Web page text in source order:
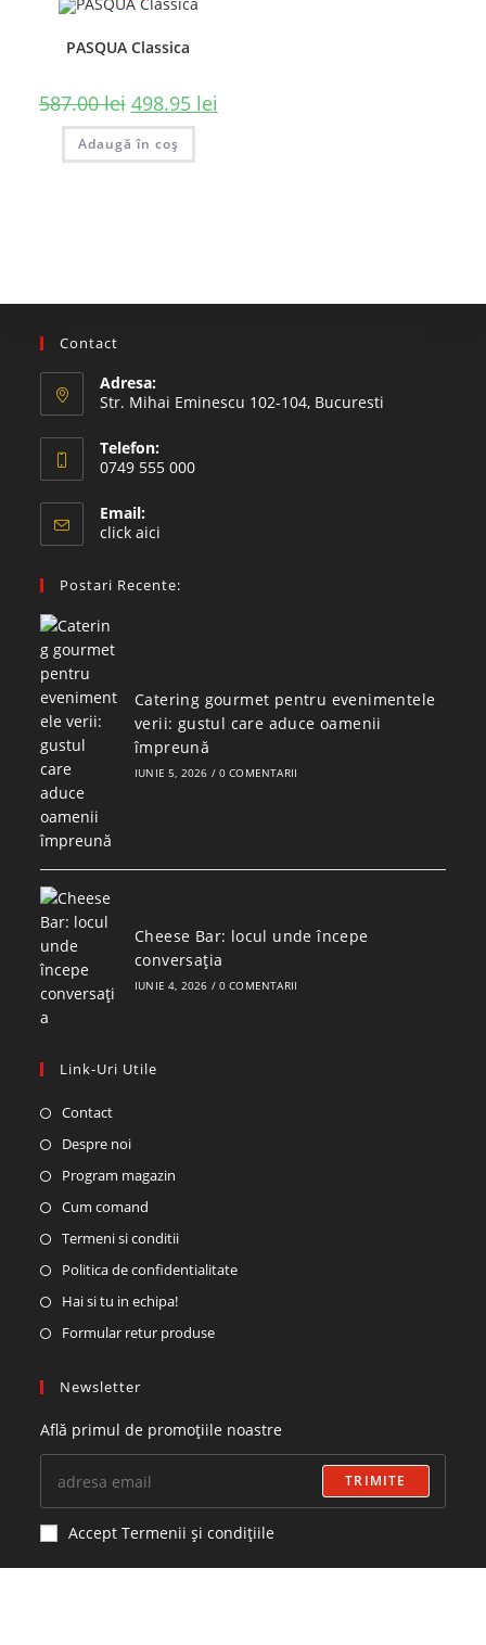
PASQUA Classica
587.00lei 498.95 lei
Adaugă în coș
Contact
Adresa:
Str. Mihai Eminescu 102-104, Bucuresti
Telefon:
0749 555 000
Email:
click aici
Postari Recente:
Catering gourmet pentru evenimentele
verii: gustul care aduce oamenii
împreună
IUNIE 5, 2026 / 0 COMENTARII
Cheese Bar: locul unde începe
conversația
IUNIE 4, 2026 / 0 COMENTARII
Link-Uri Utile
Contact
Despre noi
Program magazin
Cum comand
Termeni si conditii
Politica de confidentialitate
Hai si tu in echipa!
Formular retur produse
Newsletter
Află primul de promoțiile noastre
TRIMITE
Accept Termenii și condițiile
Ne Mai Găsești Pe